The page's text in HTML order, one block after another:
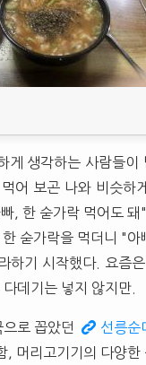
게 생각하는 사람들
어 보곤 나와 비슷
, 한 숟가락 먹어도
숟가락을 먹더니 "
하기 시작했다. 요즘
데기는 넣지 않지만.
로 꼽았던
선릉순
, 머리고기기의 다양